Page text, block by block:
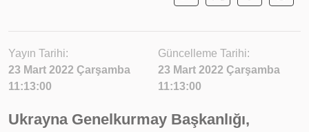
Yayın Tarihi:
23 Mart 2022 Çarşamba
11:13:00
Güncelleme Tarihi:
23 Mart 2022 Çarşamba
11:13:00
Ukrayna Genelkurmay Başkanlığı,